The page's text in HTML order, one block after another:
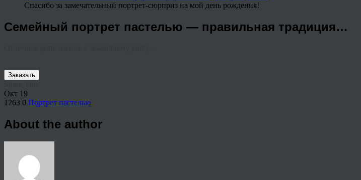
Спасибо за замечательный портрет-сюрприз на мой день рождения!
Семейный портрет пастелью — правильная традиция…
Заказать
Окт 19
1263 0 Портрет пастелью
About the author